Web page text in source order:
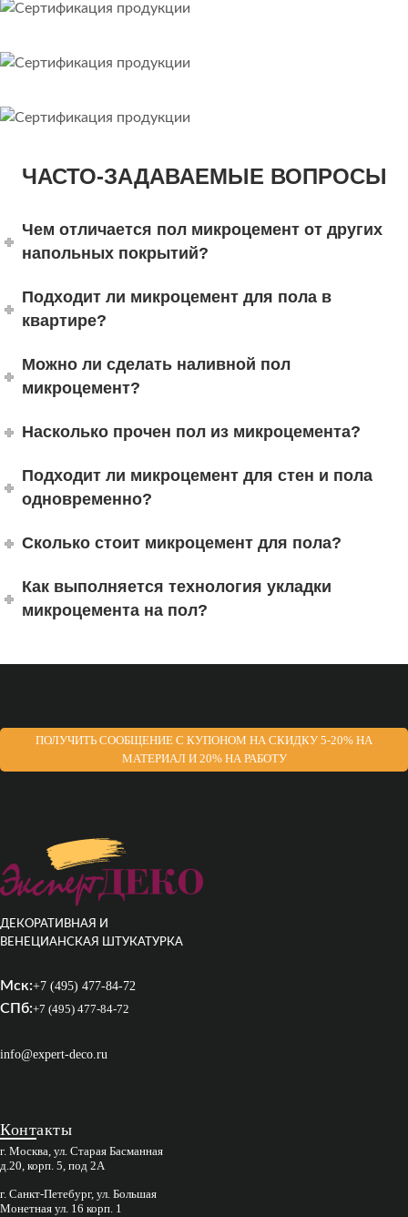
ЧАСТО-ЗАДАВАЕМЫЕ ВОПРОСЫ
Чем отличается пол микроцемент от других
напольных покрытий?
Подходит ли микроцемент для пола в
квартире?
Можно ли сделать наливной пол
микроцемент?
Насколько прочен пол из микроцемента?
Подходит ли микроцемент для стен и пола
одновременно?
Сколько стоит микроцемент для пола?
Как выполняется технология укладки
микроцемента на пол?
ПОЛУЧИТЬ СООБЩЕНИЕ С КУПОНОМ НА СКИДКУ 5-20% НА
МАТЕРИАЛ И 20% НА РАБОТУ
ДЕКОРАТИВНАЯ И
ВЕНЕЦИАНСКАЯ ШТУКАТУРКА
Мск:+7 (495) 477-84-72
СПб:+7 (495) 477-84-72
info@expert-deco.ru
Контакты
г. Москва, ул. Старая Басманная
д.20, корп. 5, под 2А
г. Санкт-Петебург, ул. Большая
Монетная ул. 16 корп. 1